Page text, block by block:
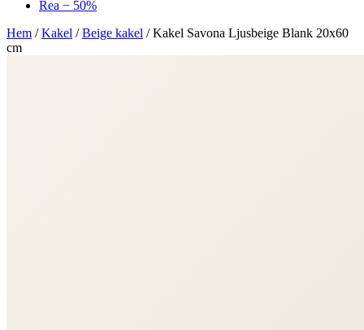
Rea − 50%
Hem /Kakel /Beige kakel /Kakel Savona Ljusbeige Blank 20x60
cm